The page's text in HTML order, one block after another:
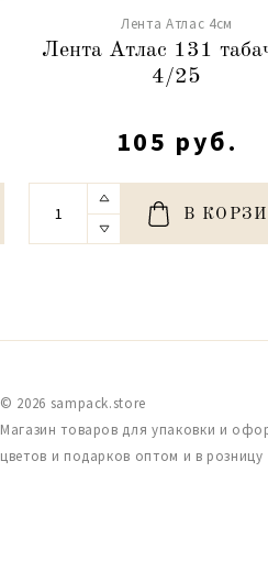
Лента Атлас 4см
Лента Атлас 131
4/25
105 руб.
В
© 2026 sampack.store
Магазин товаров для упаковки и
цветов и подарков оптом и в розницу